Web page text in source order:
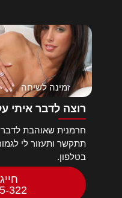
זמינה לשיחה
רוצה לדבר איתי
חרמנית שאוהבת
תתקשר ותעזור לי
בטלפון.
322